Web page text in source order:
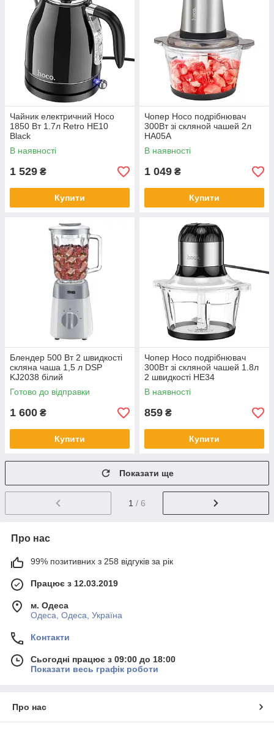
Чайник електричний Hoco
1850 Вт 1.7л Retro HE10
Black
В наявності
1 529 ₴
Купити
Чопер Hoco подрібнювач
300Вт зі скляной чашей 2л
HA05A
В наявності
1 049 ₴
Купити
Блендер 500 Вт 2 швидкості
скляна чаша 1,5 л DSP
KJ2038 білий
Готово до відправки
1 600 ₴
Купити
Чопер Hoco подрібнювач
300Вт зі скляной чашей 1.8л
2 швидкості HE34
В наявності
859 ₴
Купити
Показати ще
1 / 6
Про нас
99% позитивних з 258 відгуків за рік
Працює з 12.03.2019
м. Одеса
Одеса, Одеса, Україна
Контакти
Сьогодні працює з 09:00 до 18:00
Показати весь графік роботи
Про нас